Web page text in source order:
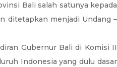
Bali salah satunya kepada
ditetapkan menjadi Undang –
Gubernur Bali di Komisi II
Indonesia yang dulu dasar